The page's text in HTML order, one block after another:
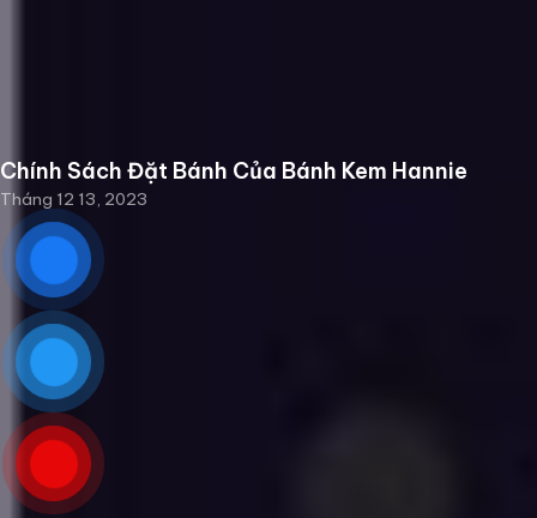
Chính Sách Đặt Bánh Của Bánh Kem Hannie
Tháng 12 13, 2023